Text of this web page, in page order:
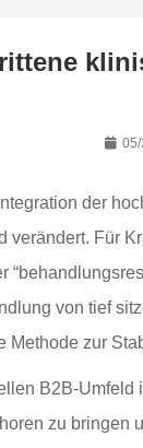
der
verändert. Für
von tief
Methode zur
B2B-
zu bringen